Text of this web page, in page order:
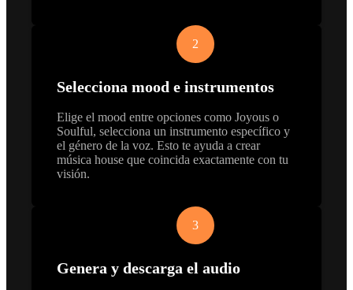
2
Selecciona mood e instrumentos
Elige el mood entre opciones como Joyous o
Soulful, selecciona un instrumento específico y
el género de la voz. Esto te ayuda a crear
música house que coincida exactamente con tu
visión.
3
Genera y descarga el audio